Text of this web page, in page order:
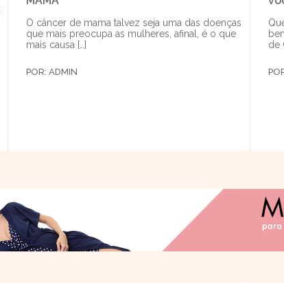
O câncer de mama talvez seja uma das doenças
que mais preocupa as mulheres, afinal, é o que
mais causa […]
POR: ADMIN
de